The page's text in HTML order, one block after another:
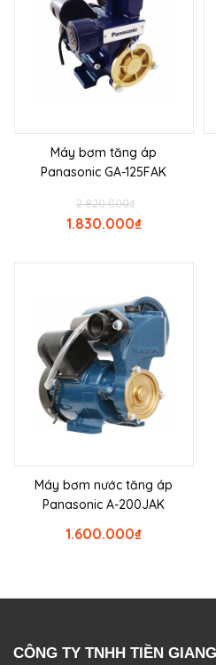
Máy bơm tăng áp
Panasonic GA-125FAK
₫
2.820.000
₫
1.830.000
Máy bơm nước tăng áp
Panasonic A-200JAK
₫
1.600.000
CÔNG TY TNHH TIỀN